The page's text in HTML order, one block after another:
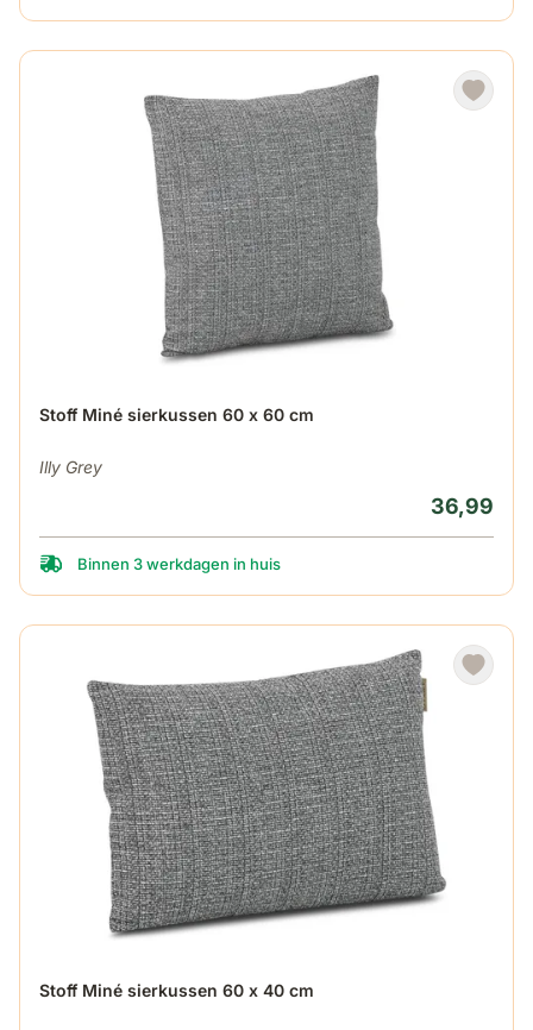
Stoff Miné sierkussen 60 x 60 cm
Illy Grey
36,99
Binnen 3 werkdagen in huis
Stoff Miné sierkussen 60 x 40 cm